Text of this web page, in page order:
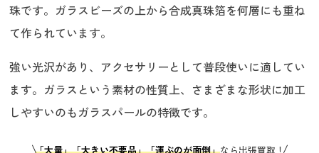
珠です。ガラスビーズの上から合成真珠箔を何層にも重ね
て作られています。
強い光沢があり、アクセサリーとして普段使いに適してい
ます。ガラスという素材の性質上、さまざまな形状に加工
しやすいのもガラスパールの特徴です。
「大量」「大きい不要品」「運ぶのが面倒」なら出張買取！